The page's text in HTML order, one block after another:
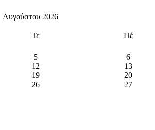
Αυγούστου 2026
Τε Πέ
5 6
12 13
19 20
26 27